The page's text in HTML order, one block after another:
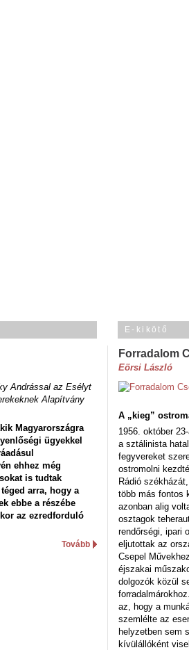
Andrással az Esélyt
Alapítvány
Magyarországra
ügyekkel
ehhez még
is tudtak
arra, hogy a
ebbe a részébe
az ezredforduló
Tovább
E-kikötő
Forradalom
Eörsi László
A „kieg”
1956. október
a sztálinista
fegyvereket
ostromolni
Rádió
több más fontos
azonban alig
osztagok
rendőrségi, ipari
eljutottak az
Csepel
éjszakai
dolgozók közül
az, hogy a
szemlélte az
helyzetben sem
kívülállóként